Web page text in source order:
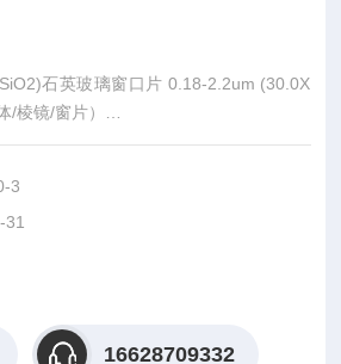
石英玻璃窗口片 0.18-2.2um (30.0X
/棱镜/窗片）
高温的纯玻璃。 熔融石英用于UV和VIS
英，因此是各向同性的。 熔融石英坚硬，
常品种的熔融二氧化硅含有在IR中强烈
氧化硅的无水品种。
3
31
16628709332